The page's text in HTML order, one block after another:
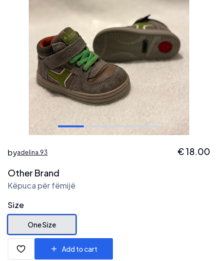
byadelina.93 €18.00
Other Brand
Këpuca për fëmijë
Size
One Size
Add to cart